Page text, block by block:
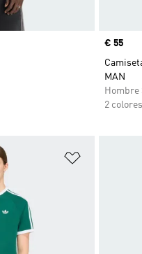
Precio
€ 55
MAN
Hombre
2 colores
Añadir a la